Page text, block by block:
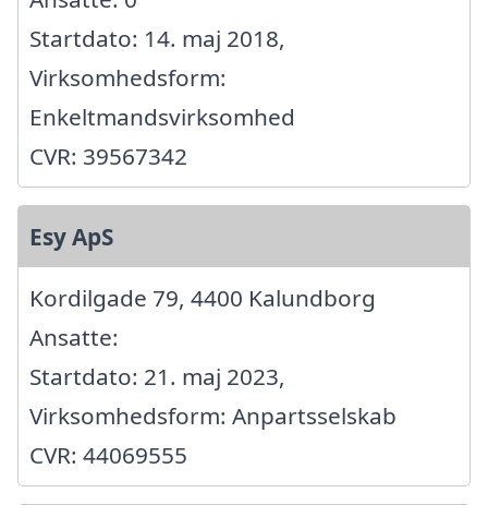
Startdato: 14. maj 2018,
Virksomhedsform:
Enkeltmandsvirksomhed
CVR: 39567342
Esy ApS
Kordilgade 79, 4400 Kalundborg
Ansatte:
Startdato: 21. maj 2023,
Virksomhedsform: Anpartsselskab
CVR: 44069555